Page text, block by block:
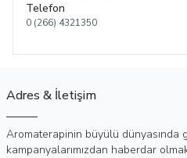
Telefon
0 (266) 4321350
Adres & İletişim
Aromaterapinin büyülü dünyasında
kampanyalarımızdan haberdar